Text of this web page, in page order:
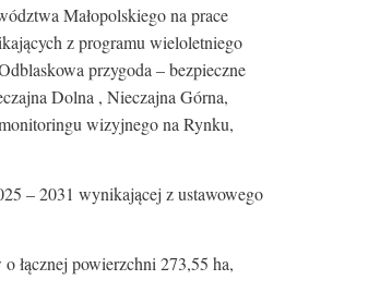
Małopolskiego na prace
z programu wieloletniego
przygoda – bezpieczne
Dolna , Nieczajna Górna,
wizyjnego na Rynku,
– 2031 wynikającej z ustawowego
łącznej powierzchni 273,55 ha,